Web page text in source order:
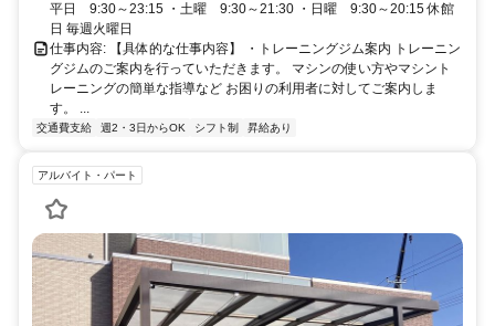
平日 9:30～23:15 ・土曜 9:30～21:30 ・日曜 9:30～20:15 休館
日 毎週火曜日
仕事内容: 【具体的な仕事内容】 ・トレーニングジム案内 トレーニン
グジムのご案内を行っていただきます。 マシンの使い方やマシント
レーニングの簡単な指導など お困りの利用者に対してご案内しま
す。 ...
交通費支給 週2・3日からOK シフト制 昇給あり
アルバイト・パート